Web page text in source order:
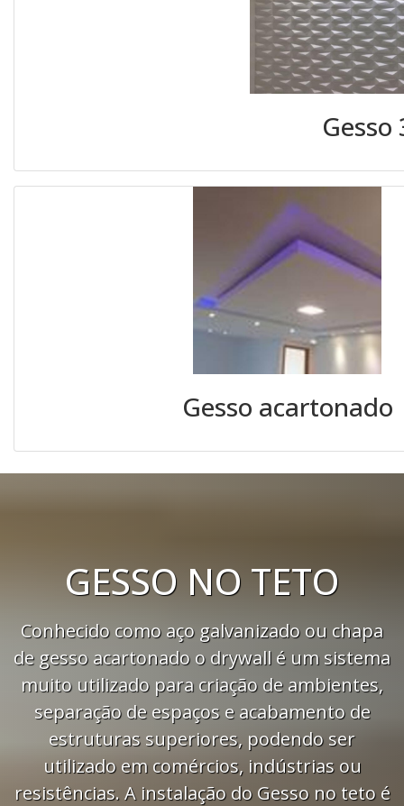
Gesso
Gesso acartonado
GESSO NO TETO
Conhecido como aço galvanizado ou chapa
de gesso acartonado o drywall é um sistema
muito utilizado para criação de ambientes,
separação de espaços e acabamento de
estruturas superiores, podendo ser
utilizado em comércios, indústrias ou
resistências. A instalação do Gesso no teto é